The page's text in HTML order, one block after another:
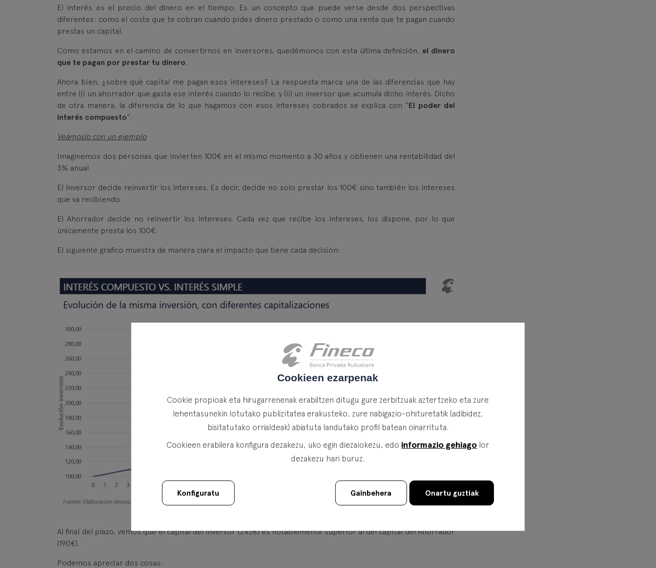
El interés es el precio del dinero en el tiempo. Es un concepto que puede verse desde dos perspectivas
diferentes: como el coste que te cobran cuando pides dinero prestado o como una renta que te pagan cuando
prestas un capital.
Como estamos en el camino de convertirnos en inversores, quedémonos con esta última definición, el dinero
que te pagan por prestar tu dinero.
Ahora bien, ¿sobre qué capital me pagan esos intereses? La respuesta marca una de las diferencias que hay
entre (i) un ahorrador que gasta ese interés cuando lo recibe, y (ii) un inversor que acumula dicho interés. Dicho
de otra manera, la diferencia de lo que hagamos con esos intereses cobrados se explica con “El poder del
interés compuesto”.
Veámoslo con un ejemplo
Imaginemos dos personas que invierten 100€ en el mismo momento a 30 años y obtienen una rentabilidad del
3% anual.
El Inversor decide reinvertir los intereses. Es decir, decide no solo prestar los 100€ sino también los intereses
que va recibiendo.
El Ahorrador decide no reinvertir los intereses. Cada vez que recibe los intereses, los dispone, por lo que
únicamente presta los 100€.
El siguiente gráfico muestra de manera clara el impacto que tiene cada decisión:
Al final del plazo, vemos que el capital del Inversor (243€) es notablemente superior al del capital del Ahorrador
(190€).
Podemos apreciar dos cosas:
Cookieen ezarpenak
Cookie propioak eta hirugarrenenak erabiltzen ditugu gure zerbitzuak aztertzeko eta zure
lehentasunekin lotutako publizitatea erakusteko, zure nabigazio-ohituretatik (adibidez,
bisitatutako orrialdeak) abiatuta landutako profil batean oinarrituta.
Cookieen erabilera konfigura dezakezu, uko egin diezaiokezu, edo informazio gehiago lor
dezakezu hari buruz.
Konfiguratu Gainbehera Onartu guztiak